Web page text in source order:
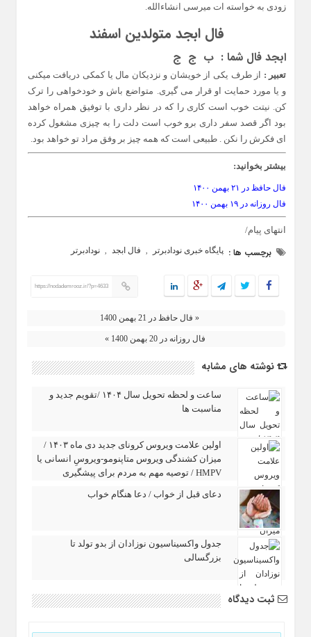
زودی به خواسته ات میرسی انشاءالله.
فال ابجد متولدین اسفند
ابجد فال شما : ب ج ج
تعبیر : از طرف یکی از خویشان و نزدیکان مال یا کمکی دریافت میکنی
و یا مورد حمایت او قرار می گیری. متواضع باش و خودخواهی را ترک
کن. نیتت خوب است کاری را که در نظر داری با توفیق همراه خواهد
بود اگر قصد سفر داری برو خوب است دلت را به چیزی مشغول کرده
ای فکرش را نکن . طبیعی است که همه چیز بر وفق مراد تو خواهد بود.
بیشتر بخوانید:
فال حافظ در ۲۱ بهمن ۱۴۰۰
فال روزانه در ۱۹ بهمن ۱۴۰۰
انتهای پیام/
برچسب ها : پایگاه خبری نودادبرتر , فال ابجد , نودادبرتر
https://nodademrooz.ir/?p=4633
« فال حافظ در 21 بهمن 1400
فال روزانه در 20 بهمن 1400 »
نوشته های مشابه
ساعت و لحظه تحویل سال ۱۴۰۴ /تقویم جدید و
مناسبت ها
اولین علامت ویروس کرونای جدید دی ماه ۱۴۰۳ /
میزان کشندگی ویروس متاپنومو-ویروسِ انسانی یا
HMPV / توصیه مهم به مردم برای پیشگیری
دعای قبل از خواب / دعا هنگام خواب
جدول واکسیناسیون نوزادان از بدو تولد تا
بزرگسالی
ثبت دیدگاه